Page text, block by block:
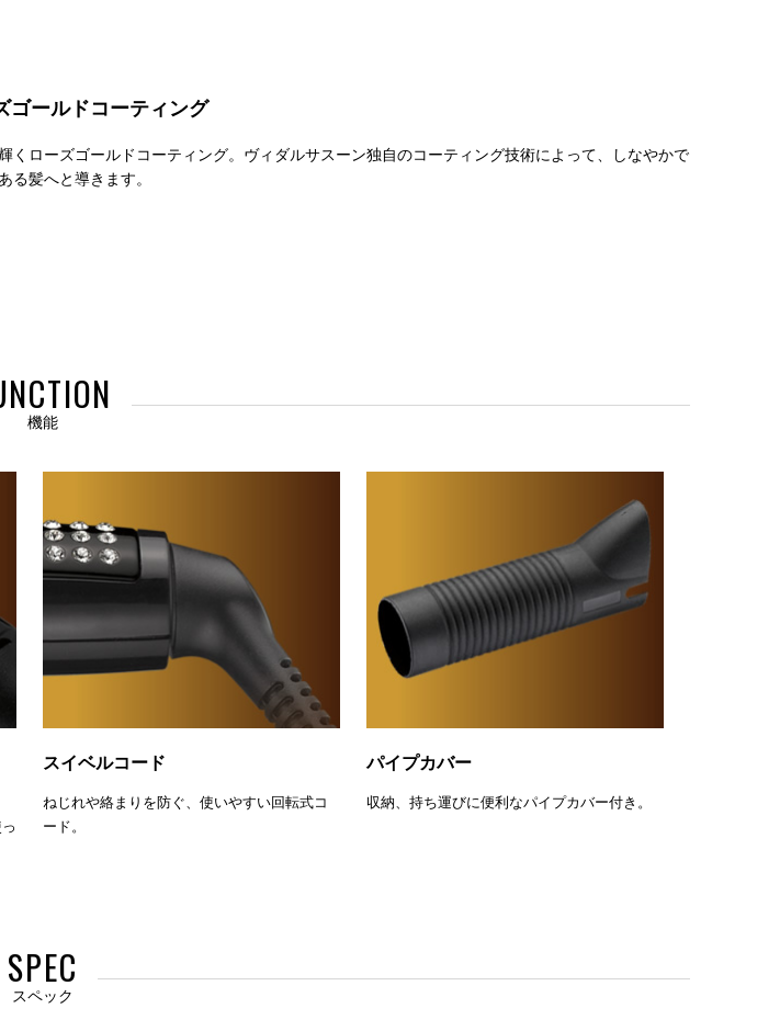
ゴールドコーティング
くローズゴールドコーティング。ヴィダルサスーン独自のコーティング技術によって、しなやかで
る髪へと導きます。
機能
スイベルコード
ねじれや絡まりを防ぐ、使いやすい回転式コ
ード。
パイプカバー
収納、持ち運びに便利なパイプカバー付き。
SPEC
スペック